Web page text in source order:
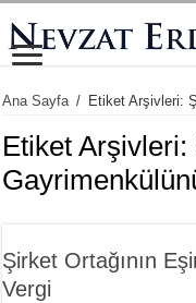
Ana Sayfa / Etiket Arşivleri:
Etiket Arşivleri:
Şirket Ortağının
Vergi